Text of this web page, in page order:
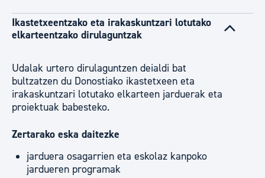
Ikastetxeentzako eta irakaskuntzari lotutako
elkarteentzako dirulaguntzak
Udalak urtero dirulaguntzen deialdi bat
bultzatzen du Donostiako ikastetxeen eta
irakaskuntzari lotutako elkarteen jarduerak eta
proiektuak babesteko.
Zertarako eska daitezke
jarduera osagarrien eta eskolaz kanpoko
jardueren programak